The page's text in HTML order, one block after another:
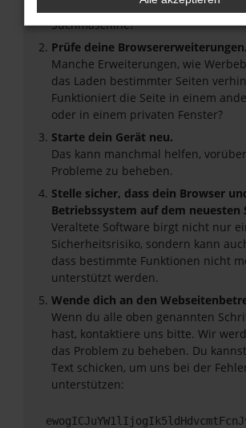
Laden andere Webseiten, zum
Suchmaschine?
Prüfe deine Browsererweiterungen.
Manche Erweiterungen, wie
das Laden bestimmter Seiten
Funktioniert die Seite in einem
oder in einem privaten Fenster?
Starte dein Gerät neu.
Das kann manchmal helfen,
Probleme zu beheben.
Stelle sicher, dass dein Browser
Betriebssystem auf dem neuesten
Veraltete Software birgt nicht nur
Sicherheitsrisiko, sondern kann
dass bestimmte Funktionen nicht
unterstützt werden.
Wende dich an den
Wenn du alle oben genannten
hast, kontaktiere uns bitte. Wir
das Problem zu beheben. Du
Text schicken, um uns bei der
unterstützen: